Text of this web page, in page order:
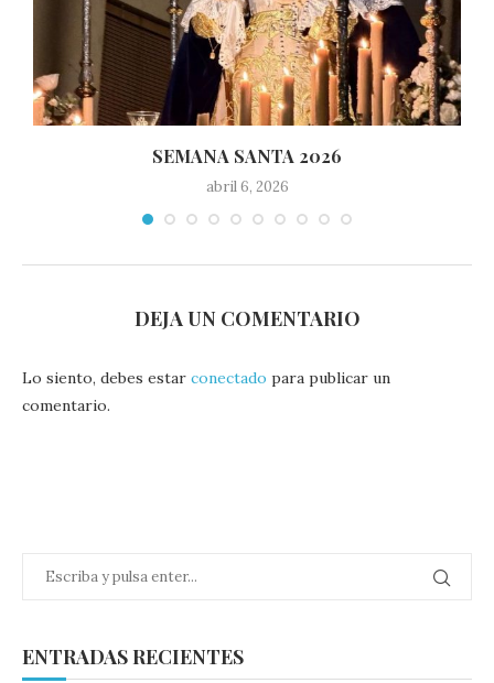
SEMANA SANTA 2026
abril 6, 2026
DEJA UN COMENTARIO
Lo siento, debes estar conectado para publicar un
comentario.
ENTRADAS RECIENTES